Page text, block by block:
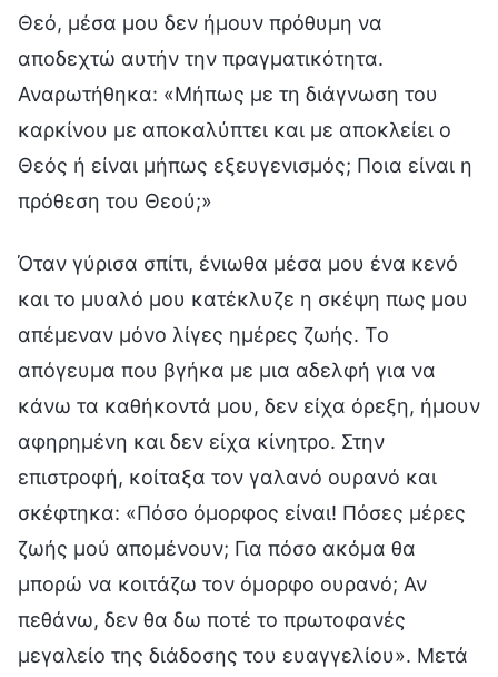
Θεό, μέσα μου δεν ήμουν πρόθυμη να
αποδεχτώ αυτήν την πραγματικότητα.
Αναρωτήθηκα: «Μήπως με τη διάγνωση του
καρκίνου με αποκαλύπτει και με αποκλείει ο
Θεός ή είναι μήπως εξευγενισμός; Ποια είναι η
πρόθεση του Θεού;»
Όταν γύρισα σπίτι, ένιωθα μέσα μου ένα κενό
και το μυαλό μου κατέκλυζε η σκέψη πως μου
απέμεναν μόνο λίγες ημέρες ζωής. Το
απόγευμα που βγήκα με μια αδελφή για να
κάνω τα καθήκοντά μου, δεν είχα όρεξη, ήμουν
αφηρημένη και δεν είχα κίνητρο. Στην
επιστροφή, κοίταξα τον γαλανό ουρανό και
σκέφτηκα: «Πόσο όμορφος είναι! Πόσες μέρες
ζωής μού απομένουν; Για πόσο ακόμα θα
μπορώ να κοιτάζω τον όμορφο ουρανό; Αν
πεθάνω, δεν θα δω ποτέ το πρωτοφανές
μεγαλείο της διάδοσης του ευαγγελίου». Μετά